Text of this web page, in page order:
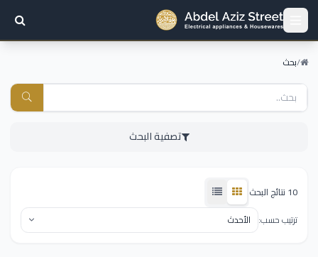
/بحث
تصفية البحث
10 نتائج البحث
ترتيب حسب: